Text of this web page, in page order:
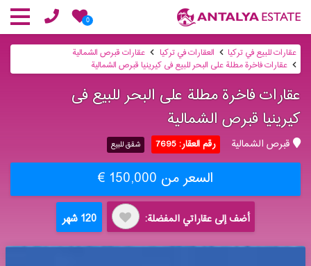
0
عقارات للبيع في تركيا العقارات في تركيا
عقارات قبرص الشمالية
عقارات فاخرة مطلة على البحر للبیع فی كیرینیا قبرص الشمالیة
عقارات فاخرة مطلة على البحر للبیع فی
كیرینیا قبرص الشمالیة
قبرص الشمالية رقم العقار: 7695 شقق للبيع
السعر من 150,000 €
أضف إلى عقاراتي المفضلة: 120 شهر